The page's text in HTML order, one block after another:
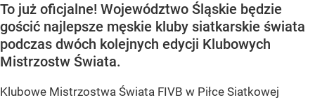
To już oficjalne! Województwo Śląskie będzie
gościć najlepsze męskie kluby siatkarskie świata
podczas dwóch kolejnych edycji Klubowych
Mistrzostw Świata.
Klubowe Mistrzostwa Świata FIVB w Piłce Siatkowej